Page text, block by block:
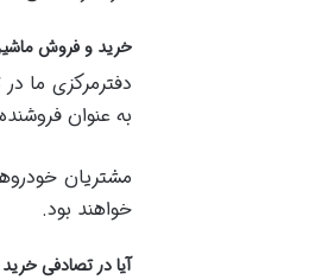
خرید و فروش
دفترمرکزی ما
به عنوان
مشتریان
خواهند بود.
آیا در تصادفی